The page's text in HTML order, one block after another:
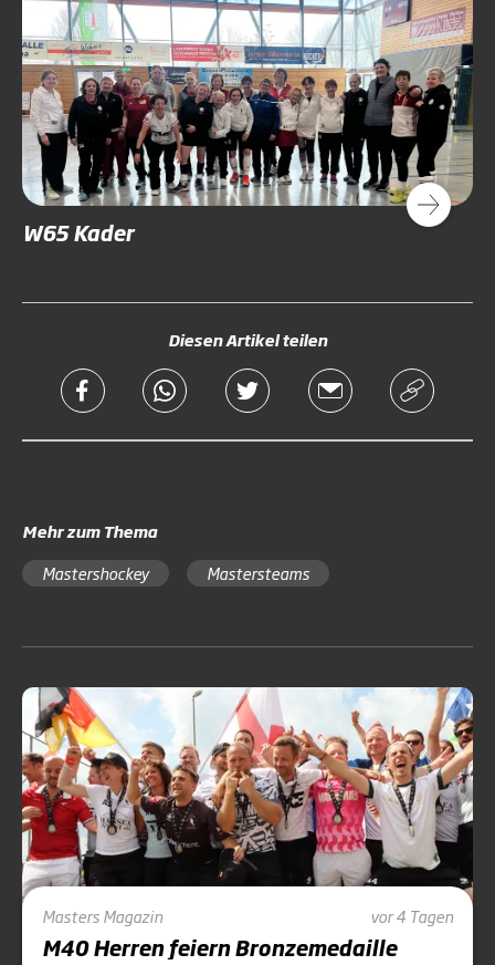
W65 Kader
Diesen Artikel teilen
Mehr zum Thema
Mastershockey
Mastersteams
MastersMagazin vor 4 Tagen
M40 Herren feiern Bronzemedaille